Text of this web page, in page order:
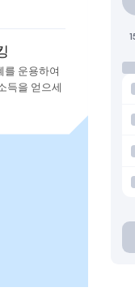
를 운용하여
득을 얻으세